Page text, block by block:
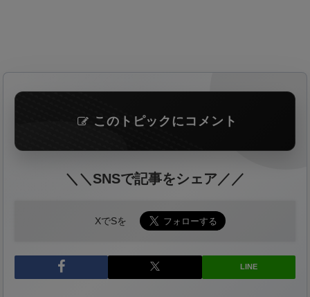
このトピックにコメント
＼＼SNSで記事をシェア／／
XでSを
LINE